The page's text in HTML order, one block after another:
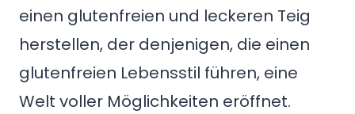
einen glutenfreien und leckeren Teig
herstellen, der denjenigen, die einen
glutenfreien Lebensstil führen, eine
Welt voller Möglichkeiten eröffnet.